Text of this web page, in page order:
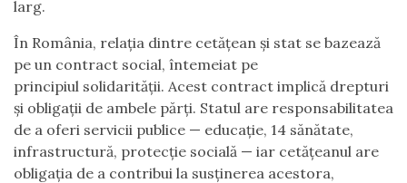
larg.
În România, relația dintre cetățean și stat se bazează
pe un contract social, întemeiat pe
principiul solidarității. Acest contract implică drepturi
și obligații de ambele părți. Statul are responsabilitatea
de a oferi servicii publice — educație, 14 sănătate,
infrastructură, protecție socială — iar cetățeanul are
obligația de a contribui la susținerea acestora,